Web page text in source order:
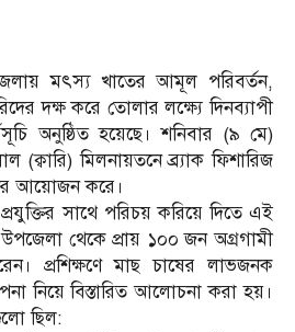
মৎস্য খাতের আমূল পরিবর্তন,
দক্ষ করে তোলার লক্ষ্যে দিনব্যাপী
অনুষ্ঠিত হয়েছে। শনিবার (৯ মে)
মিলনায়তনে ব্র্যাক ফিশারিজ
আয়োজন করে।
সাথে পরিচয় করিয়ে দিতে এই
উপজেলা থেকে প্রায় ১০০ জন অগ্রগামী
প্রশিক্ষণে মাছ চাষের লাভজনক
নিয়ে বিস্তারিত আলোচনা করা হয়।
ছিল: